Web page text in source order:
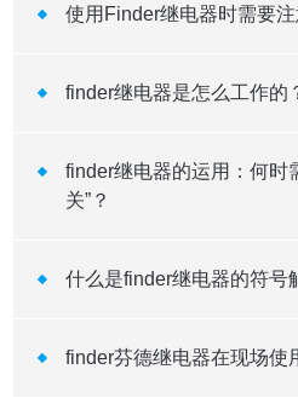
使用Finder继电器时需要
finder继电器是怎么工作的
finder继电器的运用：何时
关”？
什么是finder继电器的符号
finder芬德继电器在现场使